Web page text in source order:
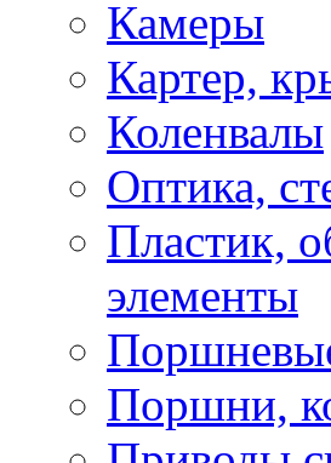
Камеры
Картер,
Коленвалы
Оптика,
Пластик,
элементы
Поршни,